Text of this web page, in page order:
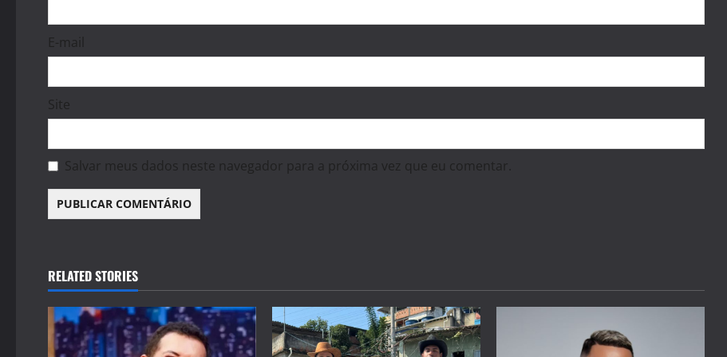
E-mail
Site
Salvar meus dados neste navegador para a próxima vez que eu comentar.
RELATED STORIES